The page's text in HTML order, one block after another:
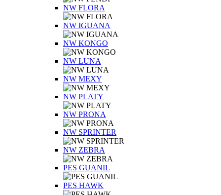
NW FLORA
NW IGUANA
NW KONGO
NW LUNA
NW MEXY
NW PLATY
NW PRONA
NW SPRINTER
NW ZEBRA
PES GUANIL
PES HAWK